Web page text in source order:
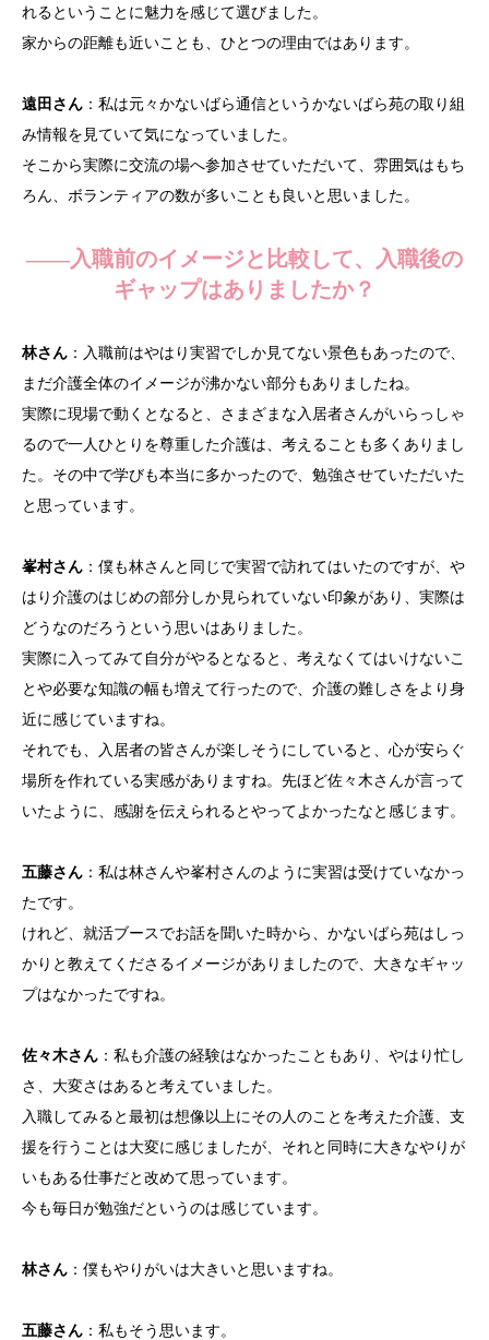
れるということに魅力を感じて選びました。
家からの距離も近いことも、ひとつの理由ではあります。
遠田さん ：私は元々かないばら通信というかないばら苑の取り組
み情報を見ていて気になっていました。
そこから実際に交流の場へ参加させていただいて、雰囲気はもち
ろん、ボランティアの数が多いことも良いと思いました。
——入職前のイメージと比較して、入職後の
ギャップはありましたか？
林さん ：入職前はやはり実習でしか見てない景色もあったので、
まだ介護全体のイメージが沸かない部分もありましたね。
実際に現場で動くとなると、さまざまな入居者さんがいらっしゃ
るので一人ひとりを尊重した介護は、考えることも多くありまし
た。その中で学びも本当に多かったので、勉強させていただいた
と思っています。
峯村さん ：僕も林さんと同じで実習で訪れてはいたのですが、や
はり介護のはじめの部分しか見られていない印象があり、実際は
どうなのだろうという思いはありました。
実際に入ってみて自分がやるとなると、考えなくてはいけないこ
とや必要な知識の幅も増えて行ったので、介護の難しさをより身
近に感じていますね。
それでも、入居者の皆さんが楽しそうにしていると、心が安らぐ
場所を作れている実感がありますね。先ほど佐々木さんが言って
いたように、感謝を伝えられるとやってよかったなと感じます。
五藤さん ：私は林さんや峯村さんのように実習は受けていなかっ
たです。
けれど、就活ブースでお話を聞いた時から、かないばら苑はしっ
かりと教えてくださるイメージがありましたので、大きなギャッ
プはなかったですね。
佐々木さん ：私も介護の経験はなかったこともあり、やはり忙し
さ、大変さはあると考えていました。
入職してみると最初は想像以上にその人のことを考えた介護、支
援を行うことは大変に感じましたが、それと同時に大きなやりが
いもある仕事だと改めて思っています。
今も毎日が勉強だというのは感じています。
林さん ：僕もやりがいは大きいと思いますね。
五藤さん ：私もそう思います。